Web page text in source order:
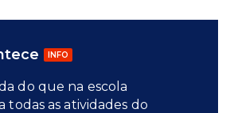
INFO
do que na escola
todas as atividades do